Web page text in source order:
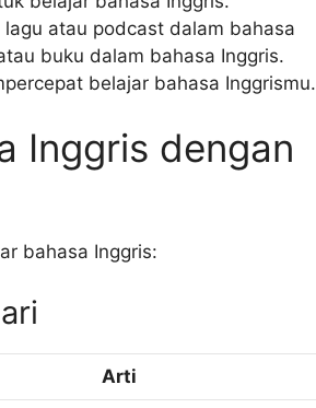
atau podcast dalam bahasa
buku dalam bahasa Inggris.
belajar bahasa Inggrismu.
Inggris dengan
bahasa Inggris:
Arti